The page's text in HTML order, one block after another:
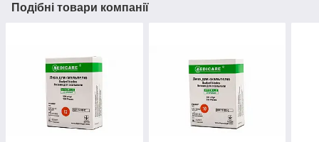
Подібні товари компанії